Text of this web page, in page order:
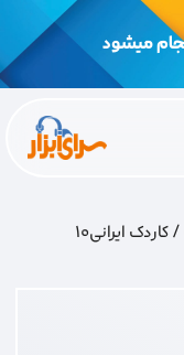
میشود
/ کاردک ایرانی10